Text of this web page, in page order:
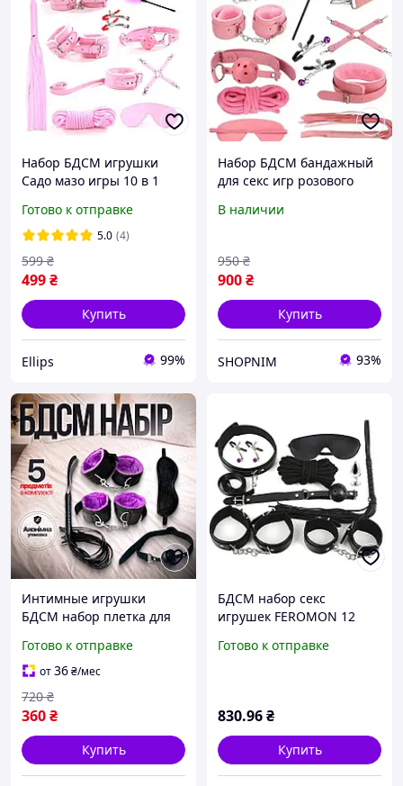
Набор БДСМ игрушки
Садо мазо игры 10 в 1
веревка, наручники,
маска, ошейник Розовый
Ellips
Готово к отправке
5.0 (4)
499₴
599 ₴
Купить
Ellips 99%
Набор БДСМ бандажный
для секс игр розового
наручники, фиксаторы,
В наличии
900₴
950 ₴
Купить
SHOPNIM 93%
Интимные игрушки
БДСМ набор плетка для
наручники для секса
Готово к отправке
от36₴/мес
360₴
720 ₴
Купить
БДСМ набор секс
игрушек FEROMON 12
комплект для бондажа
плеть че
Готово к отправке
830.96₴
Купить